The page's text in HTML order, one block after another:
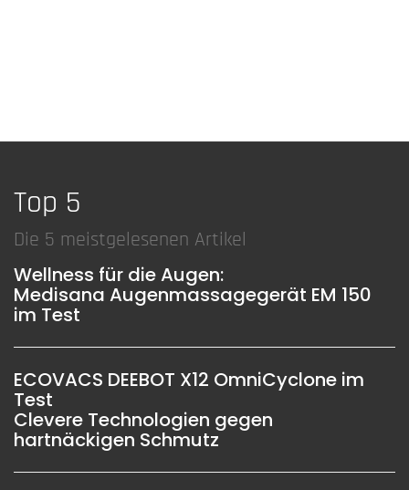
Top 5
Die 5 meistgelesenen Artikel
Wellness für die Augen:
Medisana Augenmassagegerät EM 150
im Test
ECOVACS DEEBOT X12 OmniCyclone im
Test
Clevere Technologien gegen
hartnäckigen Schmutz